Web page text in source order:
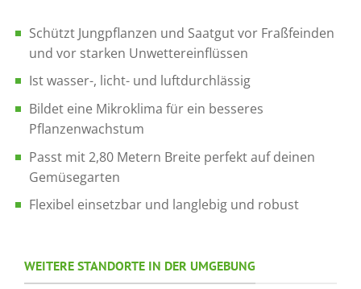
Schützt Jungpflanzen und Saatgut vor Fraßfeinden
und vor starken Unwettereinflüssen
Ist wasser-, licht- und luftdurchlässig
Bildet eine Mikroklima für ein besseres
Pflanzenwachstum
Passt mit 2,80 Metern Breite perfekt auf deinen
Gemüsegarten
Flexibel einsetzbar und langlebig und robust
WEITERE STANDORTE IN DER UMGEBUNG